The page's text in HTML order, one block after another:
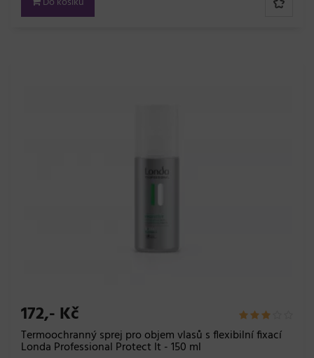
172,- Kč
Termoochranný sprej pro objem vlasů s flexibilní fixací
Londa Professional Protect It - 150 ml